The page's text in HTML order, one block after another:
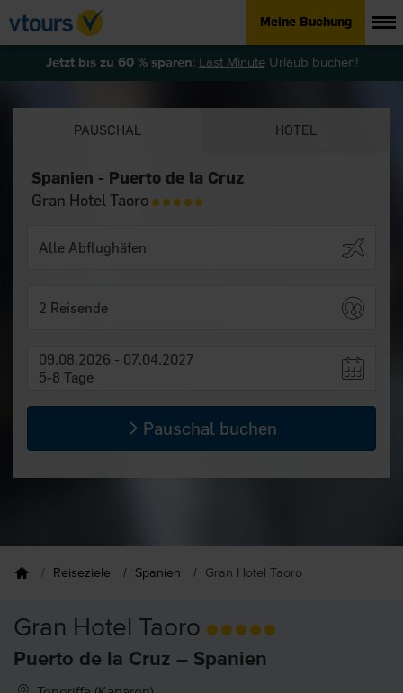
Meine Buchung
Jetzt bis zu 60 % sparen: Last MinuteUrlaub buchen!
PAUSCHAL HOTEL
Spanien - Puerto de la Cruz
Gran Hotel Taoro
2 Reisende
09.08.2026 - 07.04.2027
5-8 Tage
Pauschal buchen
Reiseziele Spanien Gran Hotel Taoro
Gran Hotel Taoro
Puerto de la Cruz – Spanien